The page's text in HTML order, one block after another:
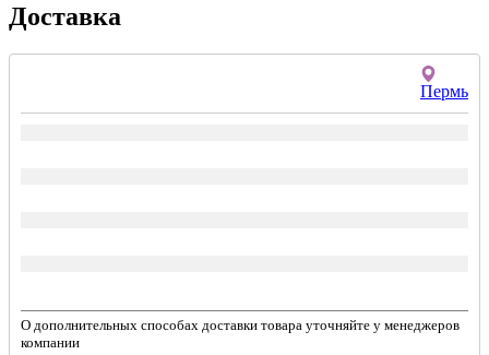
Доставка
Пермь
О дополнительных способах доставки товара уточняйте у менеджеров
компании